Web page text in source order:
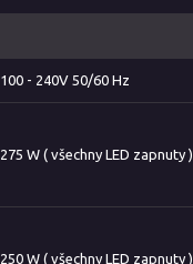
100 - 240V 50/60 Hz
275 W ( všechny LED zapnuty )
250 W ( všechny LED zapnuty )